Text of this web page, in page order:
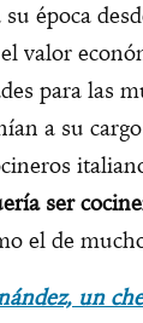
época
valor
para las
a su
ser
el de
un